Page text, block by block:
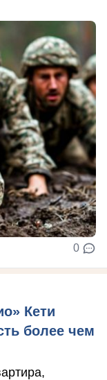
0
Кети
более чем